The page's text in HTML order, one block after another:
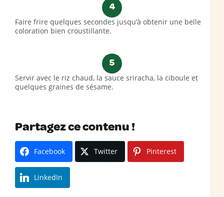
4
Faire frire quelques secondes jusqu’à obtenir une belle
coloration bien croustillante.
5
Servir avec le riz chaud, la sauce sriracha, la ciboule et
quelques graines de sésame.
Partagez ce contenu !
Facebook Twitter Pinterest
LinkedIn